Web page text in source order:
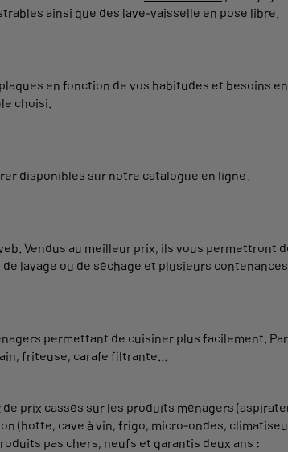
ainsi que des lave-vaisselle en pose libre.
en fonction de vos habitudes et besoins
choisi.
disponibles sur notre catalogue en ligne.
Vendus au meilleur prix, ils vous permettront
lavage ou de séchage et plusieurs
permettant de cuisiner plus facilement.
friteuse, carafe filtrante…
prix cassés sur les produits ménagers
(hotte, cave à vin, frigo, micro-ondes,
pas chers, neufs et garantis deux ans :